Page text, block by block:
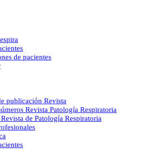
de pacientes
publicación Revista
Revista Patología Respiratoria
de Patología Respiratoria